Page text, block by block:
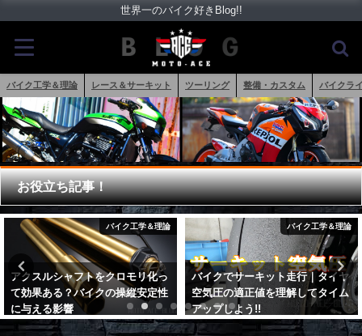
世界一のバイク好きBlog!!
バイク工学＆理論 レース＆サーキット ツーリング 整備・カスタム バイクラ
お役立ち記事！
バイク工学＆理論
バイクでサーキット走行｜タイヤ
空気圧の適正値を理解してタイム
アップしよう!!
2017年6月7日
バイク工学＆理論
馬力の上がるバイク用エンジンオ
イルTOP5！10馬力アップのXオ
イルとは？
2023年4月6日